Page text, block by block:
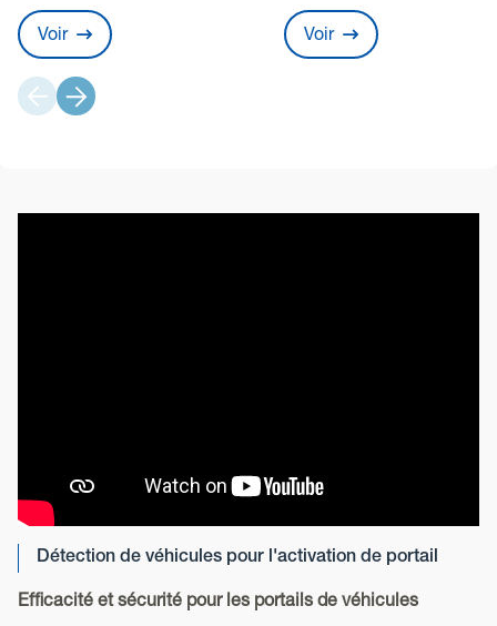
Voir Voir
Détection de véhicules pour l'activation de portail
Efficacité et sécurité pour les portails de véhicules